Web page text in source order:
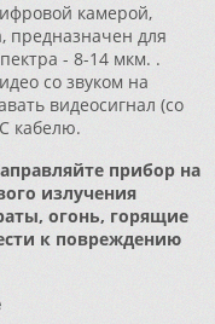
камерой,
предназначен для
- 8-14 мкм. .
со звуком на
видеосигнал (со
кабелю.
прибор на
излучения
огонь, горящие
к повреждению